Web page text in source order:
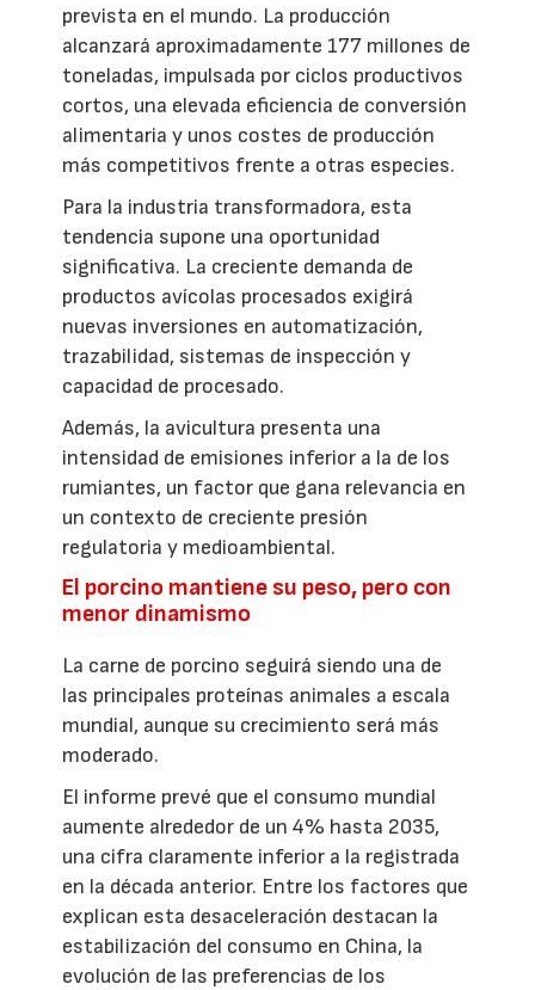
prevista en el mundo. La producción
alcanzará aproximadamente 177 millones de
toneladas, impulsada por ciclos productivos
cortos, una elevada eficiencia de conversión
alimentaria y unos costes de producción
más competitivos frente a otras especies.
Para la industria transformadora, esta
tendencia supone una oportunidad
significativa. La creciente demanda de
productos avícolas procesados exigirá
nuevas inversiones en automatización,
trazabilidad, sistemas de inspección y
capacidad de procesado.
Además, la avicultura presenta una
intensidad de emisiones inferior a la de los
rumiantes, un factor que gana relevancia en
un contexto de creciente presión
regulatoria y medioambiental.
El porcino mantiene su peso, pero con
menor dinamismo
La carne de porcino seguirá siendo una de
las principales proteínas animales a escala
mundial, aunque su crecimiento será más
moderado.
El informe prevé que el consumo mundial
aumente alrededor de un 4% hasta 2035,
una cifra claramente inferior a la registrada
en la década anterior. Entre los factores que
explican esta desaceleración destacan la
estabilización del consumo en China, la
evolución de las preferencias de los